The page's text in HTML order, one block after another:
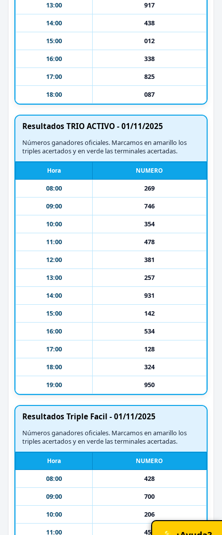
13:00
917
14:00
438
15:00
012
16:00
338
17:00
825
18:00
087
Resultados TRIO ACTIVO - 01/11/2025
Números ganadores oficiales. Marcamos en amarillo los
triples acertados y en verde las terminales acertadas.
Hora NUMERO
08:00
269
09:00
746
10:00
354
11:00
478
12:00
381
13:00
257
14:00
931
15:00
142
16:00
534
17:00
128
18:00
324
19:00
950
Resultados Triple Facil - 01/11/2025
Números ganadores oficiales. Marcamos en amarillo los
triples acertados y en verde las terminales acertadas.
Hora NUMERO
08:00
428
09:00
700
10:00
206
11:00
452